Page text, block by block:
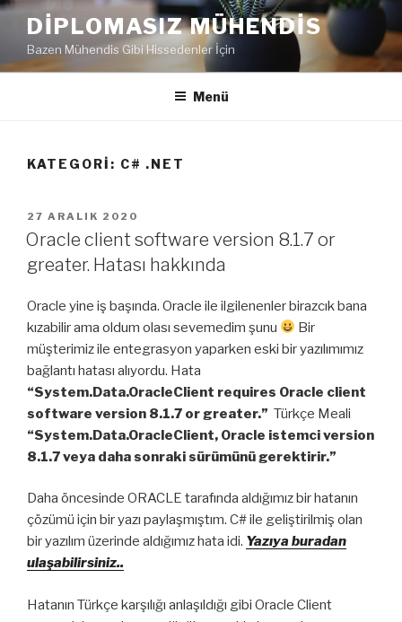
İçeriğe
DIPLOMASIZ MÜHENDIS
Bazen Mühendis Gibi Hissedenler İçin
Menü
KATEGORI: C# .NET
YAYIM
TARIHI
27 ARALIK 2020
Oracle client software version 8.1.7 or
greater. Hatası hakkında
Oracle yine iş başında. Oracle ile ilgilenenler birazcık bana
kızabilir ama oldum olası sevemedim şunu
Bir
müşterimiz ile entegrasyon yaparken eski bir yazılımımız
bağlantı hatası alıyordu. Hata
“System.Data.OracleClient requires Oracle client
software version 8.1.7 or greater.” Türkçe Meali
“System.Data.OracleClient, Oracle istemci version
8.1.7 veya daha sonraki sürümünü gerektirir.”
Daha öncesinde ORACLE tarafında aldığımız bir hatanın
çözümü için bir yazı paylaşmıştım. C# ile geliştirilmiş olan
bir yazılım üzerinde aldığımız hata idi. Yazıya buradan
ulaşabilirsiniz..
Hatanın Türkçe karşılığı anlaşıldığı gibi Oracle Client